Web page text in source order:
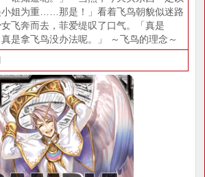
小姐为重……那是！」看着飞鸟朝貌似迷路
飞奔而去，菲爱缇叹了口气。「真是
是拿飞鸟没办法呢。」 ～飞鸟的理念～